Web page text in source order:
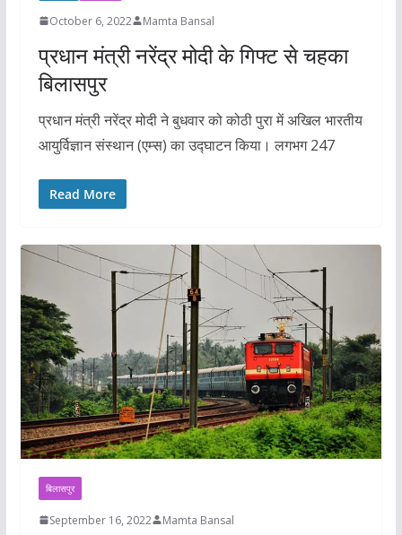
October 6, 2022 Mamta Bansal
प्रधान मंत्री नरेंद्र मोदी के गिफ्ट से चहका
बिलासपुर
प्रधान मंत्री नरेंद्र मोदी ने बुधवार को कोठी पुरा में अखिल भारतीय
आयुर्विज्ञान संस्थान (एम्स) का उद्घाटन किया। लगभग 247
Read More
बिलासपुर
September 16, 2022 Mamta Bansal